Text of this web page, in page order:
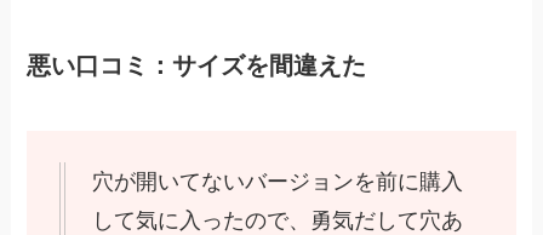
悪い口コミ：サイズを間違えた
穴が開いてないバージョンを前に購入
して気に入ったので、勇気だして穴あ